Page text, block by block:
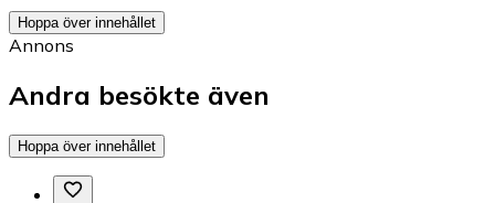
Hoppa över innehållet
Annons
Andra besökte även
Hoppa över innehållet